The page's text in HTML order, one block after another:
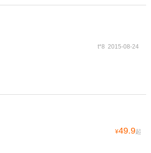
t*8 2015-08-24
¥49.9起